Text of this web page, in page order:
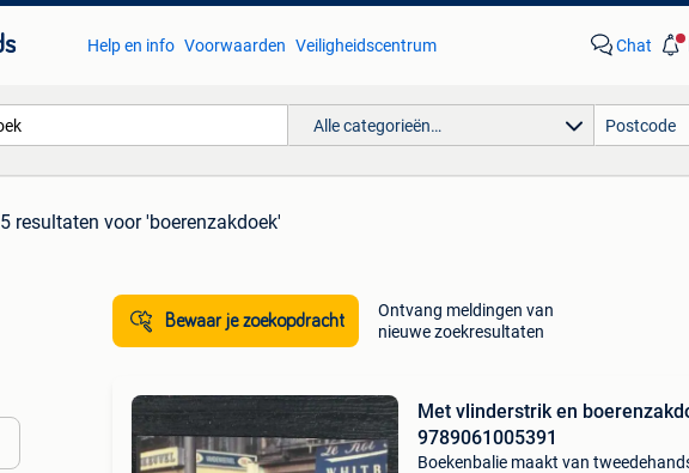
Help en info Voorwaarden Veiligheidscentrum Chat
Alle categorieën…
5 resultaten voor 'boerenzakdoek'
Bewaar je zoekopdracht
Ontvang meldingen van
nieuwe zoekresultaten
Met vlinderstrik en
9789061005391
Boekenbalie maakt van